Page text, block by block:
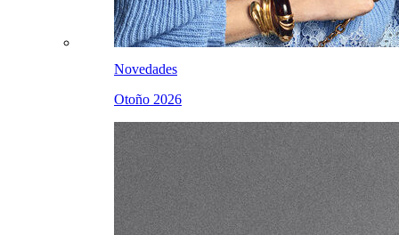
Novedades
Otoño 2026